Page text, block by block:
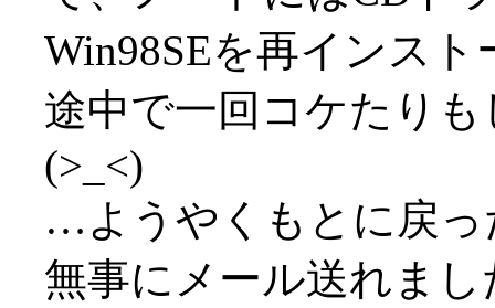
Win98SEを再インスト
途中で一回コケたり
(>_<)
…ようやくもとに戻
無事にメール送れまし